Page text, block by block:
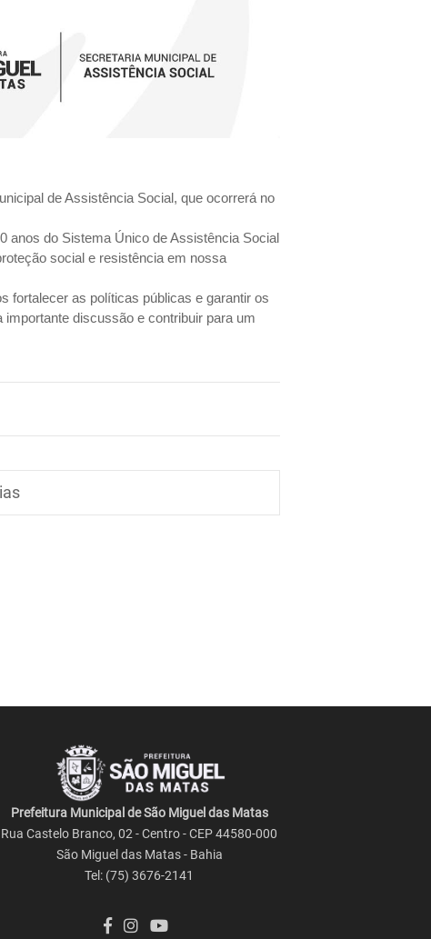
de Assistência Social, que ocorrerá no
anos do Sistema Único de Assistência Social
social e resistência em nossa
fortalecer as políticas públicas e garantir os
discussão e contribuir para um
Prefeitura Municipal de São Miguel das Matas
Rua Castelo Branco, 02 - Centro - CEP 44580-000
São Miguel das Matas - Bahia
Tel: (75) 3676-2141